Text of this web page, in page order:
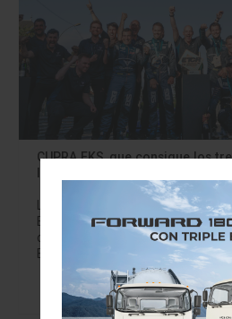
CUPRA EKS, que consigue los
la primera carrera
Los pilotos Mattias Ekström,
Blomqvist consiguen el podio
carrera de la nueva temporada
El equipo CUPRA EKS controló…